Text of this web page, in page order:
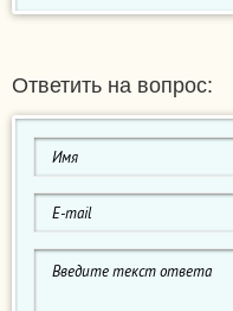
Ответить на вопрос: